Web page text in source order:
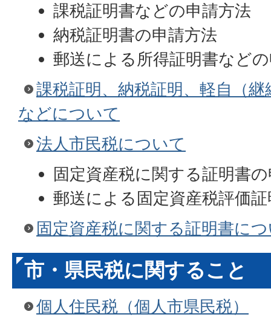
課税証明書などの申請方法
納税証明書の申請方法
郵送による所得証明書など
課税証明、納税証明、軽自（
などについて
法人市民税について
固定資産税に関する証明書
郵送による固定資産税評価
固定資産税に関する証明書に
市・県民税に関すること
個人住民税（個人市県民税）